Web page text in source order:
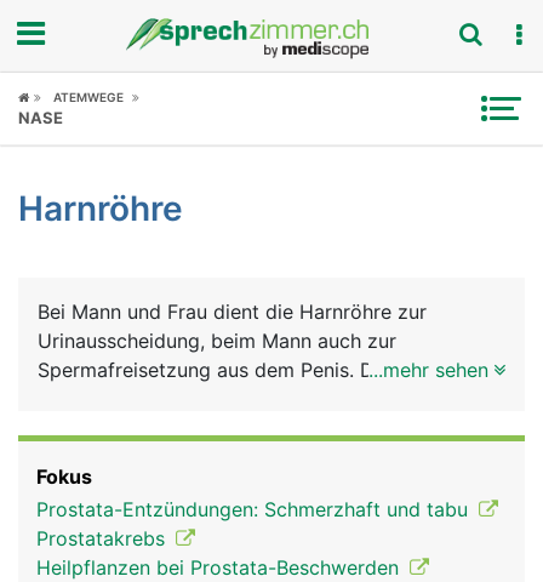
Fokus
Symptome
News
Rubriken
ATEMWEGE
NASE
Harnröhre
Bei Mann und Frau dient die Harnröhre zur
Urinausscheidung, beim Mann auch zur
Spermafreisetzung aus dem Penis. Die kürzere
...mehr sehen
Fokus
Prostata-Entzündungen: Schmerzhaft und tabu
Prostatakrebs
Heilpflanzen bei Prostata-Beschwerden